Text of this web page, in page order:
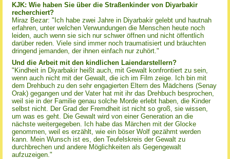
KJK: Wie haben Sie über die Straßenkinder von Diyarbakir
recherchiert?
Miraz Bezar: "Ich habe zwei Jahre in Diyarbakir gelebt und hautnah
erfahren, unter welchen Verwundungen die Menschen heute noch
leiden, auch wenn sie sich nur schwer öffnen und nicht öffentlich
darüber reden. Viele sind immer noch traumatisiert und bräuchten
dringend jemanden, der ihnen einfach nur zuhört."
Und die Arbeit mit den kindlichen Laiendarstellern?
"Kindheit in Diyarbakir heißt auch, mit Gewalt konfrontiert zu sein,
wenn auch nicht mit der Gewalt, die ich im Film zeige. Ich bin mit
dem Drehbuch zu den sehr engagierten Eltern des Mädchens (Senay
Orak) gegangen und der Vater hat mit ihr das Drehbuch besprochen,
weil sie in der Familie genau solche Morde erlebt haben, die Kinder
selbst nicht. Der Grad der Fremdheit ist nicht so groß, sie wissen,
um was es geht. Die Gewalt wird von einer Generation an die
nächste weitergegeben. Ich habe das Märchen mit der Glocke
genommen, weil es erzählt, wie ein böser Wolf gezähmt werden
kann. Mein Wunsch ist es, den Teufelskreis der Gewalt zu
durchbrechen und andere Möglichkeiten als Gegengewalt
aufzuzeigen."